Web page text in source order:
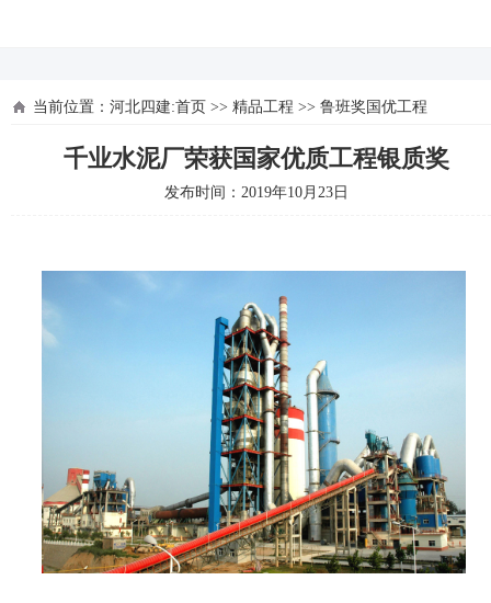
当前位置： 河北四建:首页 >> 精品工程 >> 鲁班奖国优工程
千业水泥厂荣获国家优质工程银质奖
发布时间：2019年10月23日